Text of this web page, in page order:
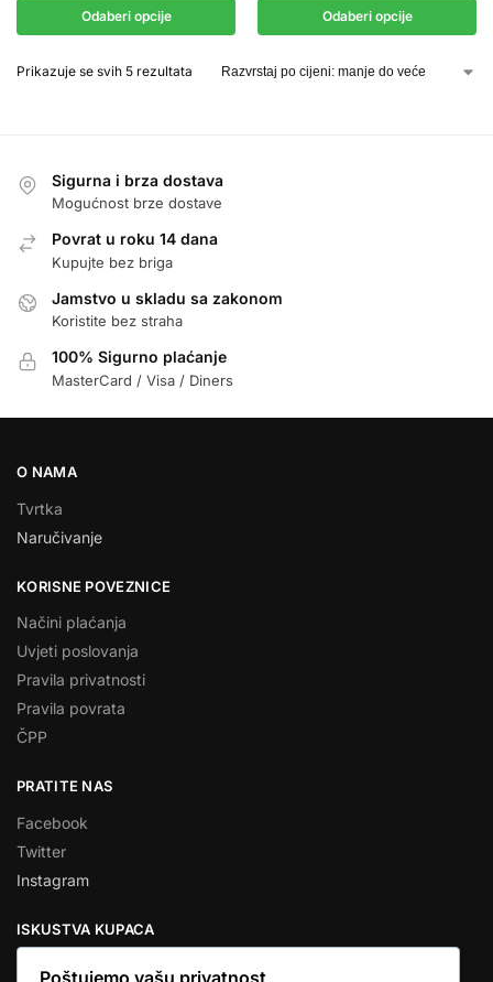
Odaberi opcije Odaberi opcije
Prikazuje se svih 5 rezultata
Sigurna i brza dostava
Mogućnost brze dostave
Povrat u roku 14 dana
Kupujte bez briga
Jamstvo u skladu sa zakonom
Koristite bez straha
100% Sigurno plaćanje
MasterCard / Visa / Diners
O NAMA
Tvrtka
Naručivanje
KORISNE POVEZNICE
Načini plaćanja
Uvjeti poslovanja
Pravila privatnosti
Pravila povrata
ČPP
PRATITE NAS
Facebook
Twitter
Instagram
ISKUSTVA KUPACA